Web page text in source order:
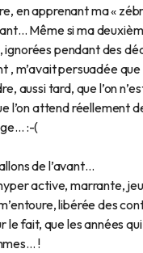
en apprenant ma «
Même si ma
pendant des
, m’avait persuadée
aussi tard, que l’on
l’on attend réellement
:-(
de l’avant…
active, marrante,
libérée des
le fait, que les années
!